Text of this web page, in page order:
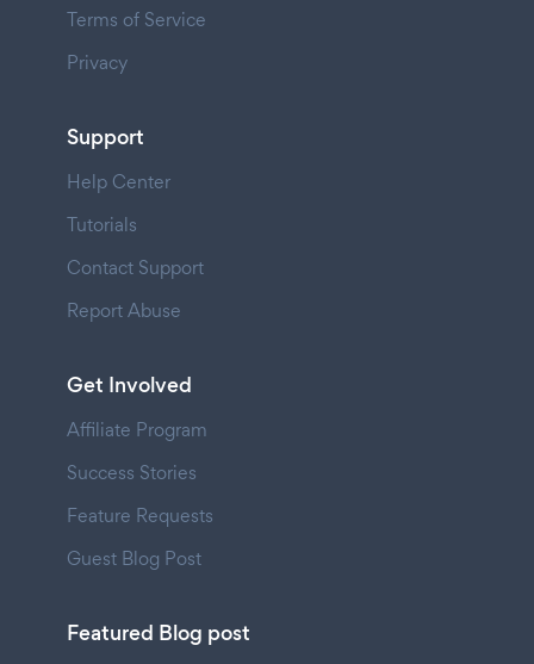
Terms of Service
Privacy
Support
Help Center
Tutorials
Contact Support
Report Abuse
Get Involved
Affiliate Program
Success Stories
Feature Requests
Guest Blog Post
Featured Blog post